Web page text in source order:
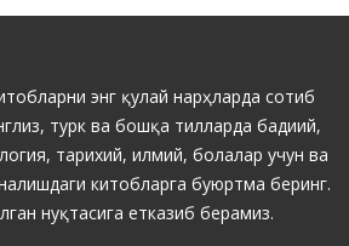
энг қулай нарҳларда сотиб
турк ва бошқа тилларда бадиий,
тарихий, илмий, болалар учун ва
китобларга буюртма беринг.
нуқтасига етказиб берамиз.